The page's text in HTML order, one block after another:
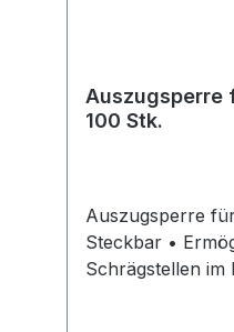
Auszugsperre
100 Stk.
Auszugsperre
Steckbar • Ermöglicht das
Schrägstellen im Regal